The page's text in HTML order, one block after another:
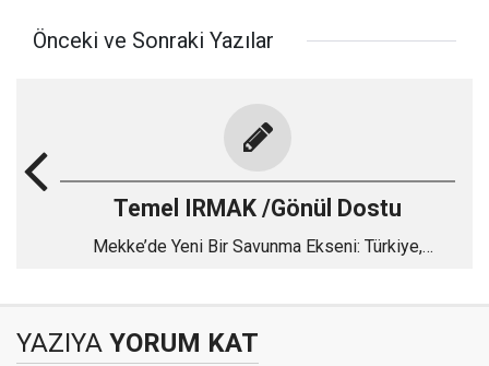
Önceki ve Sonraki Yazılar
Temel IRMAK /Gönül Dostu
Mekke’de Yeni Bir Savunma Ekseni: Türkiye,
YAZIYA YORUM KAT